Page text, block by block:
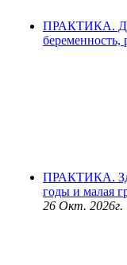
ПРАКТИКА.
беременность,
ПРАКТИКА.
годы и малая
26 Окт. 2026г.